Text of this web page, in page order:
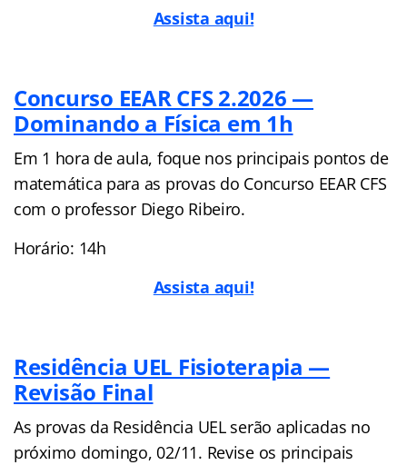
Assista aqui!
Concurso EEAR CFS 2.2026 —
Dominando a Física em 1h
Em 1 hora de aula, foque nos principais pontos de
matemática para as provas do Concurso EEAR CFS
com o professor Diego Ribeiro.
Horário: 14h
Assista aqui!
Residência UEL Fisioterapia —
Revisão Final
As provas da Residência UEL serão aplicadas no
próximo domingo, 02/11. Revise os principais